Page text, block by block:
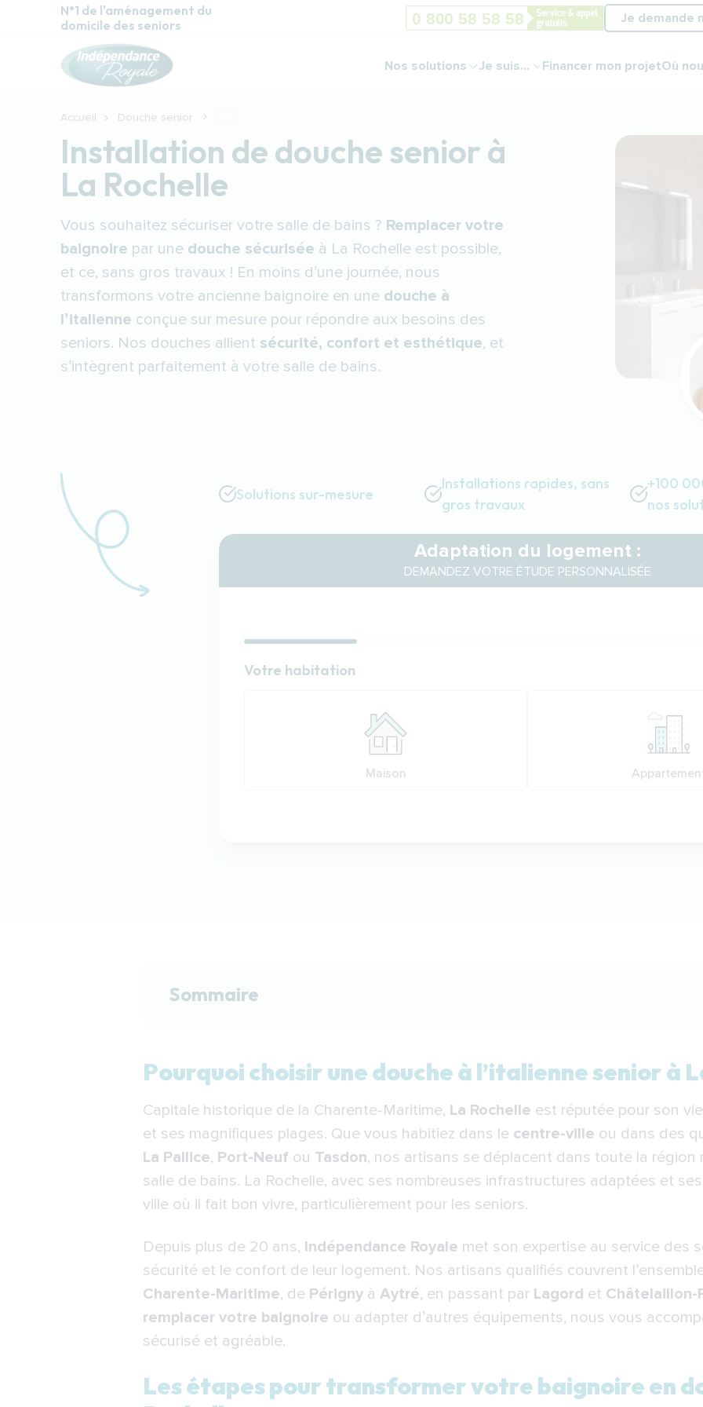
Aller au contenu principal
N°1 de l'aménagement du
domicile des seniors
Je demande
Nos solutions Je suis... Financer mon projetOù
Accueil Douche senior ...
Installation de douche senior à
La Rochelle
Vous souhaitez sécuriser votre salle de bains ? Remplacer votre
baignoire par une douche sécurisée à La Rochelle est possible,
et ce, sans gros travaux ! En moins d’une journée, nous
transformons votre ancienne baignoire en une douche à
l’italienne conçue sur mesure pour répondre aux besoins des
seniors. Nos douches allient sécurité, confort et esthétique, et
s’intègrent parfaitement à votre salle de bains.
Solutions sur-mesure
Installations rapides, sans
gros travaux
+100
nos
Adaptation du logement :
DEMANDEZ VOTRE ÉTUDE PERSONNALISÉE
Habitation
Votre habitation
Maison
Sommaire
Pourquoi choisir une douche à l’italienne senior à La Rochelle ?
Quel est le coût pour remplacer une baignoire par une douche senior à La
Pourquoi choisir Indépendance Royale pour remplacer votre baignoire par
Rochelle ?
Nos installateurs interviennent dans toute la région rochelaise :
Pourquoi choisir une douche à l’italienne senior à
Capitale historique de la Charente-Maritime, La Rochelle est réputée pour son
et ses magnifiques plages. Que vous habitiez dans le centre-ville ou dans des
La Pallice, Port-Neuf ou Tasdon, nos artisans se déplacent dans toute la
salle de bains. La Rochelle, avec ses nombreuses infrastructures adaptées et
ville où il fait bon vivre, particulièrement pour les seniors.
Depuis plus de 20 ans, Indépendance Royale met son expertise au service des
sécurité et le confort de leur logement. Nos artisans qualifiés couvrent
Charente-Maritime, de Périgny à Aytré, en passant par Lagord et Châtelaillon-
remplacer votre baignoire ou adapter d’autres équipements, nous vous
sécurisé et agréable.
Les étapes pour transformer votre baignoire en